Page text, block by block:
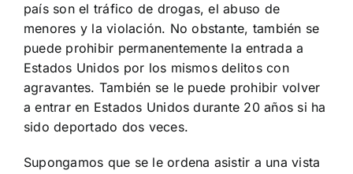
país son el tráfico de drogas, el abuso de
menores y la violación. No obstante, también se
puede prohibir permanentemente la entrada a
Estados Unidos por los mismos delitos con
agravantes. También se le puede prohibir volver
a entrar en Estados Unidos durante 20 años si ha
sido deportado dos veces.
Supongamos que se le ordena asistir a una vista